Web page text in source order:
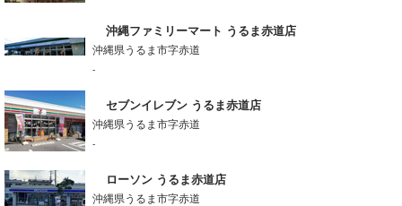
沖縄ファミリーマート うるま赤道店
沖縄県うるま市字赤道
-
セブンイレブン うるま赤道店
沖縄県うるま市字赤道
-
ローソン うるま赤道店
沖縄県うるま市字赤道